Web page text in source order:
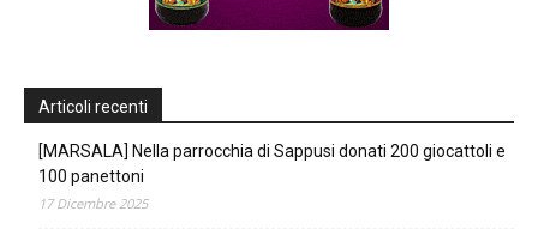
Articoli recenti
[MARSALA] Nella parrocchia di Sappusi donati 200 giocattoli e
100 panettoni
17 Dicembre 2025